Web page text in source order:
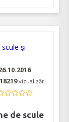
18219vizualizări
de scule